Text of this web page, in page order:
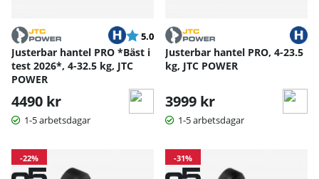
Betyg:
5.0 utav 5 stjärnor
Justerbar hantel PRO *Bäst i
test 2026*, 4-32.5 kg, JTC
POWER
4490 kr
1-5 arbetsdagar
Justerbar hantel PRO, 4-23.5
kg, JTC POWER
3999 kr
1-5 arbetsdagar
-22% -31%